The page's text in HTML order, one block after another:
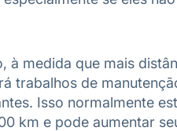
à medida que mais
trabalhos de
Isso normalmente
km e pode aumentar